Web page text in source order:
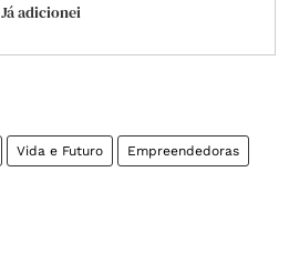
Já adicionei
Vida e Futuro Empreendedoras